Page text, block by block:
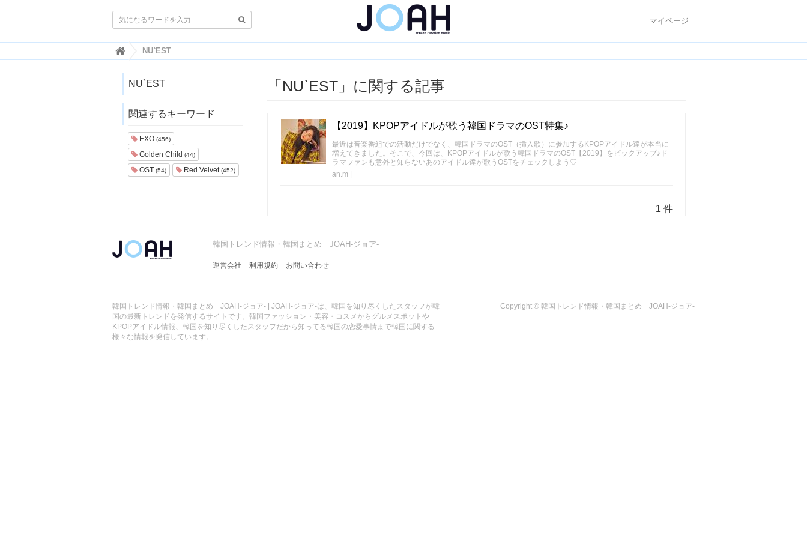
マイページ
韓
国
レ
情
・
韓
国
ま
H
-
NU`EST
NU`EST
関連するキーワード
EXO (456)
Golden Child (44)
OST (54) Red Velvet(452)
「NU`EST」に関する記事
【2019】KPOPアイドルが歌う韓国ドラマのOST特集♪
最近は音楽番組での活動だけでなく、韓国ドラマのOST（挿入歌）に参加するKPOPアイドル達が本当に
増えてきました。そこで、今回は、KPOPアイドルが歌う韓国ドラマのOST【2019】をピックアップ♪ド
ラマファンも意外と知らないあのアイドル達が歌うOSTをチェックしよう♡
an.m
1 件
韓国トレンド情報・韓国まとめ JOAH-ジョア-
運営会社 利用規約 お問い合わせ
韓国トレンド情報・韓国まとめ JOAH-ジョア- | JOAH-ジョア-は、韓国を知り尽くしたスタッフが韓
国の最新トレンドを発信するサイトです。韓国ファッション・美容・コスメからグルメスポットや
KPOPアイドル情報、韓国を知り尽くしたスタッフだから知ってる韓国の恋愛事情まで韓国に関する
様々な情報を発信しています。
Copyright © 韓国トレンド情報・韓国まとめ JOAH-ジョア-